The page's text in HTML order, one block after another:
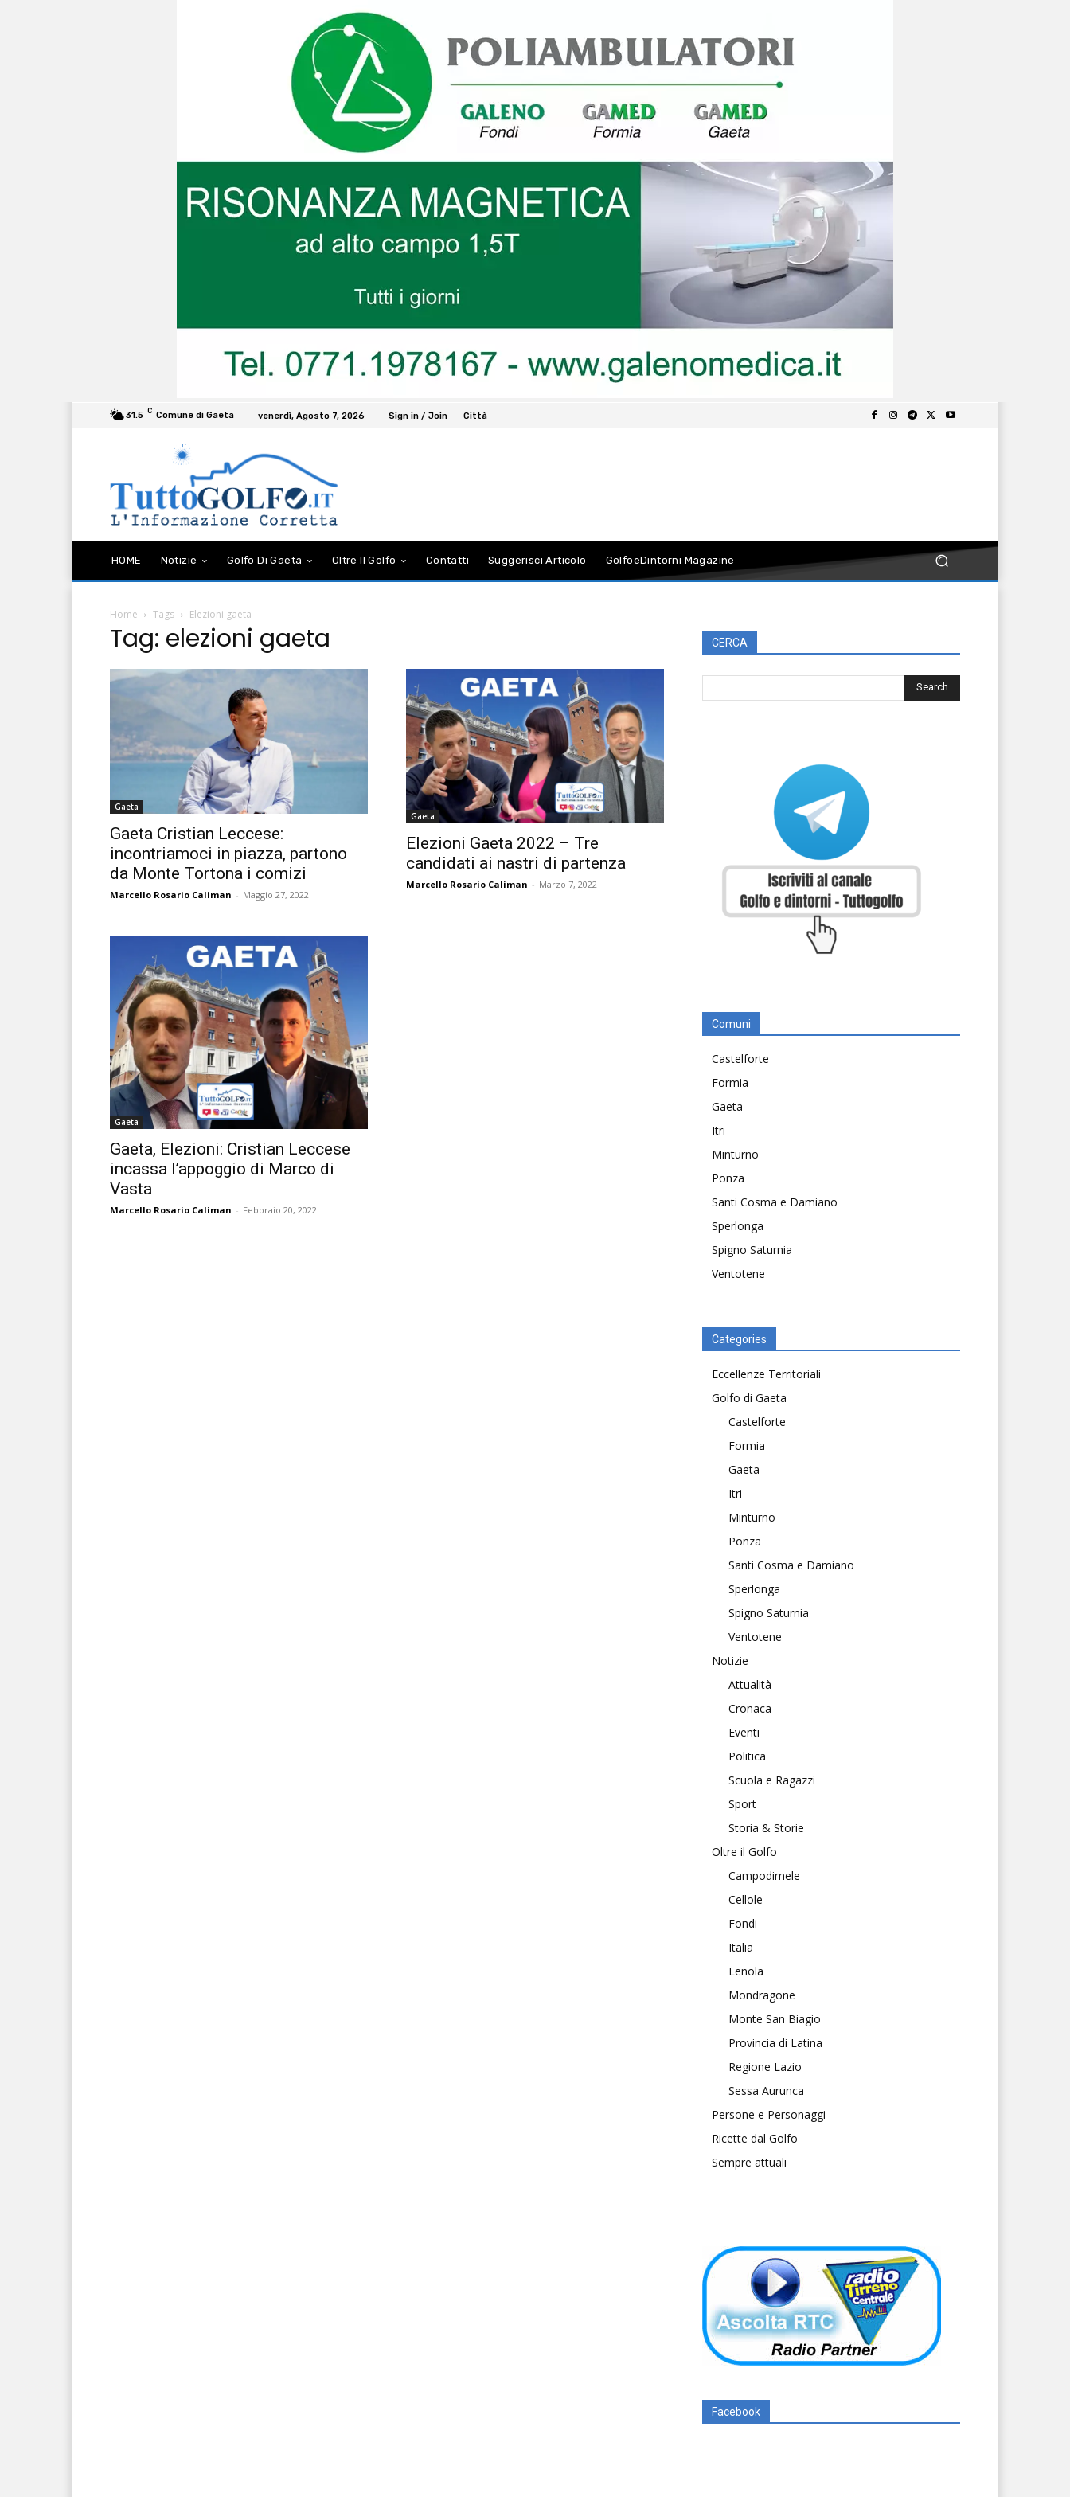
31.5 C Comune di Gaeta venerdì, Agosto 7, 2026 Sign in / Join Città
HOME Notizie Golfo Di Gaeta Oltre Il Golfo Contatti Suggerisci Articolo GolfoeDintorni Magazine
Home Tags Elezioni gaeta
Tag: elezioni gaeta
Gaeta
Gaeta Cristian Leccese:
incontriamoci in piazza, partono
da Monte Tortona i comizi
Marcello Rosario Caliman - Maggio 27, 2022
Gaeta
Elezioni Gaeta 2022 – Tre
candidati ai nastri di partenza
Marcello Rosario Caliman - Marzo 7, 2022
Gaeta
Gaeta, Elezioni: Cristian Leccese
incassa l’appoggio di Marco di
Vasta
Marcello Rosario Caliman - Febbraio 20, 2022
CERCA
Comuni
Castelforte
Formia
Gaeta
Itri
Minturno
Ponza
Santi Cosma e Damiano
Sperlonga
Spigno Saturnia
Ventotene
Categories
Eccellenze Territoriali
Golfo di Gaeta
Castelforte
Formia
Gaeta
Itri
Minturno
Ponza
Santi Cosma e Damiano
Sperlonga
Spigno Saturnia
Ventotene
Notizie
Attualità
Cronaca
Eventi
Politica
Scuola e Ragazzi
Sport
Storia & Storie
Oltre il Golfo
Campodimele
Cellole
Fondi
Italia
Lenola
Mondragone
Monte San Biagio
Provincia di Latina
Regione Lazio
Sessa Aurunca
Persone e Personaggi
Ricette dal Golfo
Sempre attuali
Facebook